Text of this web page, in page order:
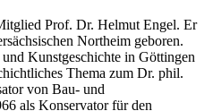
Prof. Dr. Helmut Engel. Er
Northeim geboren.
Kunstgeschichte in Göttingen
Thema zum Dr. phil.
von Bau- und
als Konservator für den